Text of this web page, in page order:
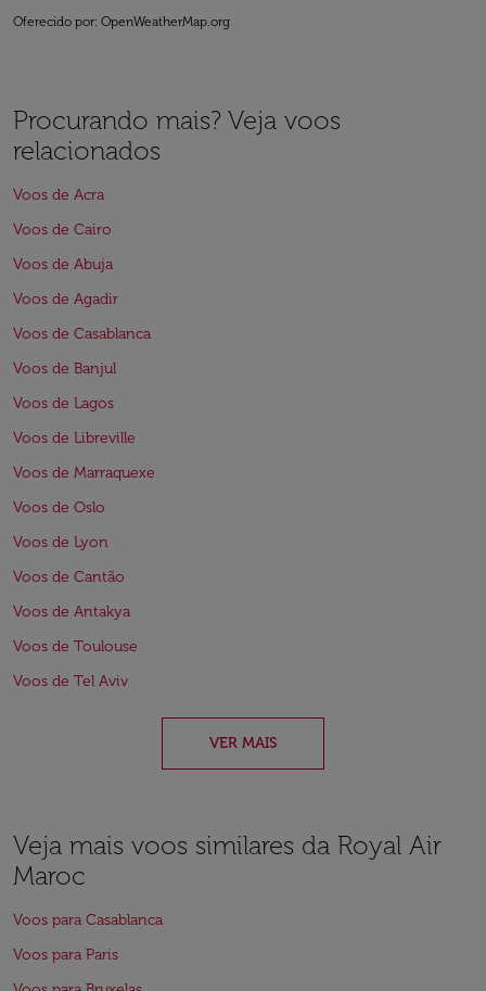
Oferecido por: OpenWeatherMap.org
Procurando mais? Veja voos
relacionados
Voos de Acra
Voos de Cairo
Voos de Abuja
Voos de Agadir
Voos de Casablanca
Voos de Banjul
Voos de Lagos
Voos de Libreville
Voos de Marraquexe
Voos de Oslo
Voos de Lyon
Voos de Cantão
Voos de Antakya
Voos de Toulouse
Voos de Tel Aviv
VER MAIS
Veja mais voos similares da Royal Air
Maroc
Voos para Casablanca
Voos para Paris